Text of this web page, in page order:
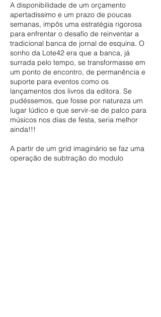
A disponibilidade de um orçamento
apertadíssimo e um prazo de poucas
semanas, impôs uma estratégia rigorosa
para enfrentar o desafio de reinventar a
tradicional banca de jornal de esquina. O
sonho da Lote42 era que a banca, já
surrada pelo tempo, se transformasse em
um ponto de encontro, de permanência e
suporte para eventos como os
lançamentos dos livros da editora. Se
pudéssemos, que fosse por natureza um
lugar lúdico e que servir-se de palco para
músicos nos dias de festa, seria melhor
ainda!!!
A partir de um grid imaginário se faz uma
operação de subtração do modulo